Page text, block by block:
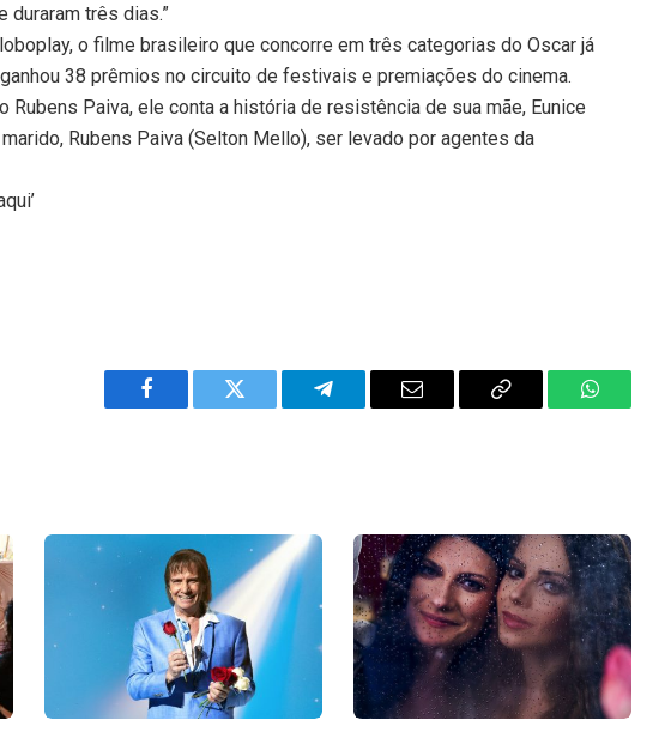
duraram três dias.”
o filme brasileiro que concorre em três categorias do Oscar já
38 prêmios no circuito de festivais e premiações do cinema.
Rubens Paiva, ele conta a história de resistência de sua mãe, Eunice
Rubens Paiva (Selton Mello), ser levado por agentes da
Facebook Twitter Telegram Email
Copy